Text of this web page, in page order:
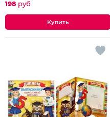
198 руб